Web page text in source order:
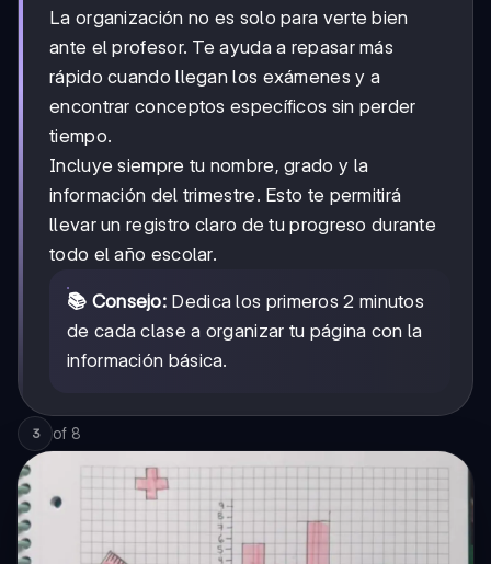
La organización no es solo para verte bien
ante el profesor. Te ayuda a repasar más
rápido cuando llegan los exámenes y a
encontrar conceptos específicos sin perder
tiempo.
Incluye siempre tu nombre, grado y la
información del trimestre. Esto te permitirá
llevar un registro claro de tu progreso durante
todo el año escolar.
📚 Consejo: Dedica los primeros 2 minutos
de cada clase a organizar tu página con la
información básica.
3 of 8